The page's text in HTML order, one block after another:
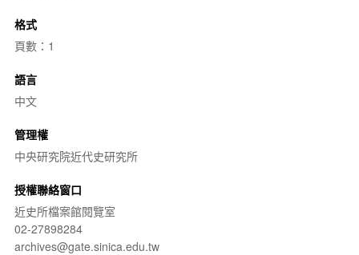
格式
頁數：1
語言
中文
管理權
中央研究院近代史研究所
授權聯絡窗口
近史所檔案館閱覽室
02-27898284
archives@gate.sinica.edu.tw